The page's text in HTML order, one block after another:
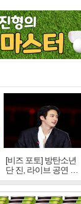
[비즈 포토] 방탄소년
단 진, 라이브 공연 중
빛나는 독보적 아우라